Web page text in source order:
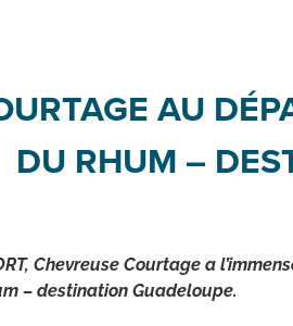
AU
DU RHUM –
Chevreuse Courtage a
– destination Guadeloupe.